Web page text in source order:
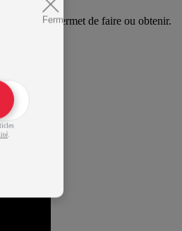
Fermer
.
cela leur permet de faire ou obtenir.